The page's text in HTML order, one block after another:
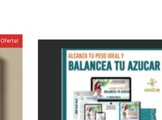
¡Oferta!